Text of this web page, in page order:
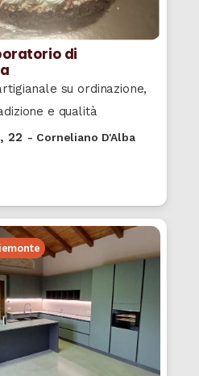
di
su ordinazione,
e qualità
22 - Corneliano D'Alba